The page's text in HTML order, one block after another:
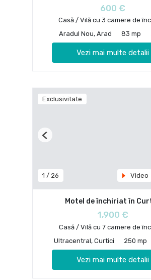
600 €
Casă / Vilă cu 3 camere de
Aradul Nou, Arad
83 mp
Vezi mai multe detalii
Exclusivitate
1 / 26 Video
Previous
Motel de închiriat în
1,900 €
Casă / Vilă cu 7 camere de
Ultracentral, Curtici
250 mp
Vezi mai multe detalii